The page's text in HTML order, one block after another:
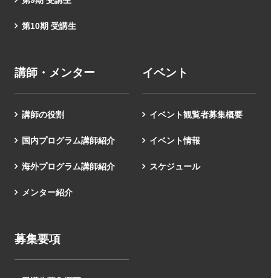
第10期 受講生
講師・メンター
講師の役割
国内プログラム講師紹介
海外プログラム講師紹介
メンター紹介
イベント
イベント観覧者募集概要
イベント情報
スケジュール
募集要項